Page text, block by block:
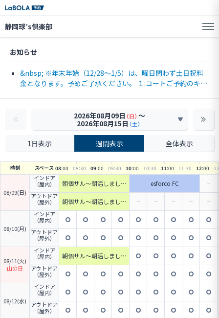
静岡球’s倶楽部
お知らせ
&nbsp; ※年末年始（12/28～1/5）は、曜日問わず土日祝料
金となります。予めご了承ください。 １:コートご予約のキャ
2026年08月09日 （日）〜
2026年08月15日（土）
1日表示 週間表示 全体表示
時刻 スペース 08:00 08:30 09:00 09:30 10:00 10:30 11:00 11 :30 12:00 12
08/09(日)
インドア
（屋内）
朝個サル～朝活しましょ
esforco FC
アウトドア
（屋外）
朝個サル～朝活しましょ
08/10(月)
インドア
（屋内）
アウトドア
（屋外）
08/11(火)
山の日
インドア
（屋内）
朝個サル～朝活しましょ
アウトドア
（屋外）
08/12(水)
インドア
（屋内）
アウトドア
（屋外）